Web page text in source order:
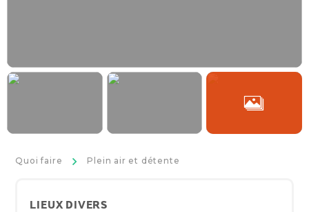
Quoi faire >
Plein air et détente
LIEUX DIVERS